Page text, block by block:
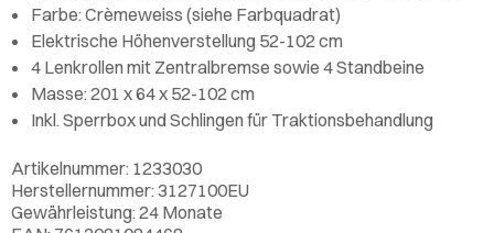
Farbe: Crèmeweiss (siehe Farbquadrat)
Elektrische Höhenverstellung 52-102 cm
4 Lenkrollen mit Zentralbremse sowie 4 Standbeine
Masse: 201 x 64 x 52-102 cm
Inkl. Sperrbox und Schlingen für Traktionsbehandlung
Artikelnummer: 1233030
Herstellernummer: 3127100EU
Gewährleistung: 24 Monate